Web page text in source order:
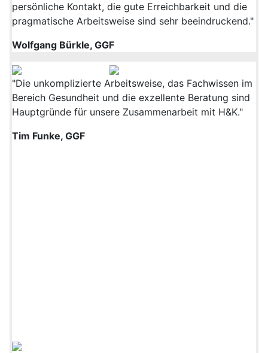
persönliche Kontakt, die gute Erreichbarkeit und die
pragmatische Arbeitsweise sind sehr beeindruckend."
Wolfgang Bürkle, GGF
"Die unkomplizierte Arbeitsweise, das Fachwissen im
Bereich Gesundheit und die exzellente Beratung sind
Hauptgründe für unsere Zusammenarbeit mit H&K."
Tim Funke, GGF